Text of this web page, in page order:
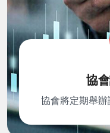
協
協會將定期舉